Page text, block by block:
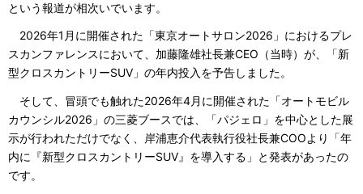
という報道が相次いでいます。
2026年1月に開催された「東京オートサロン2026」におけるプレ
スカンファレンスにおいて、加藤隆雄社長兼CEO（当時）が、「新
型クロスカントリーSUV」の年内投入を予告しました。
そして、冒頭でも触れた2026年4月に開催された「オートモビル
カウンシル2026」の三菱ブースでは、「パジェロ」を中心とした展
示が行われただけでなく、岸浦恵介代表執行役社長兼COOより「年
内に『新型クロスカントリーSUV』を導入する」と発表があったの
です。